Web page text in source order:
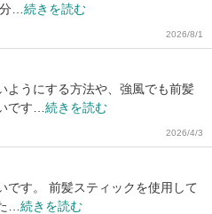
… 続きを読む
2026/8/1
ようにする方法や、強風でも前髪
です… 続きを読む
2026/4/3
です。 前髪スティックを使用して
… 続きを読む